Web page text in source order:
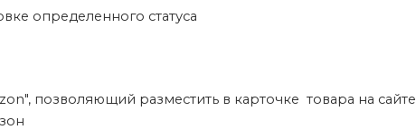
определенного статуса
позволяющий разместить в карточке товара на сайте